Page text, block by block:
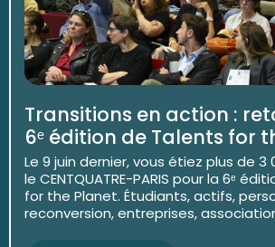
Transitions en action :
6ᵉ édition de Talents for
Le 9 juin dernier, vous étiez plus de 3
le CENTQUATRE-PARIS pour la 6ᵉ
for the Planet. Étudiants, actifs,
reconversion, entreprises,